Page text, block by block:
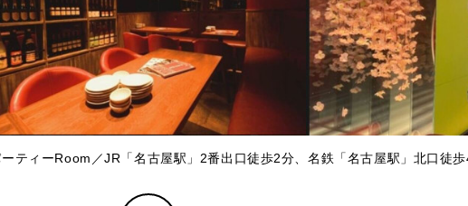
ティーRoom／JR「名古屋駅」2番出口徒歩2分、名鉄「名古屋駅」北口徒